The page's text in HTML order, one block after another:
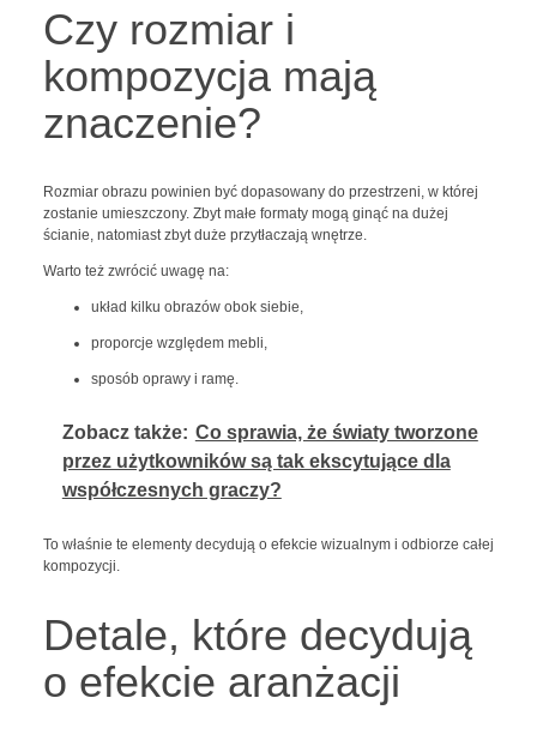
Czy rozmiar i
kompozycja mają
znaczenie?
Rozmiar obrazu powinien być dopasowany do przestrzeni, w której
zostanie umieszczony. Zbyt małe formaty mogą ginąć na dużej
ścianie, natomiast zbyt duże przytłaczają wnętrze.
Warto też zwrócić uwagę na:
układ kilku obrazów obok siebie,
proporcje względem mebli,
sposób oprawy i ramę.
Zobacz także: Co sprawia, że światy tworzone
przez użytkowników są tak ekscytujące dla
współczesnych graczy?
To właśnie te elementy decydują o efekcie wizualnym i odbiorze całej
kompozycji.
Detale, które decydują
o efekcie aranżacji